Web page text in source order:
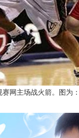
主场战火箭。图为